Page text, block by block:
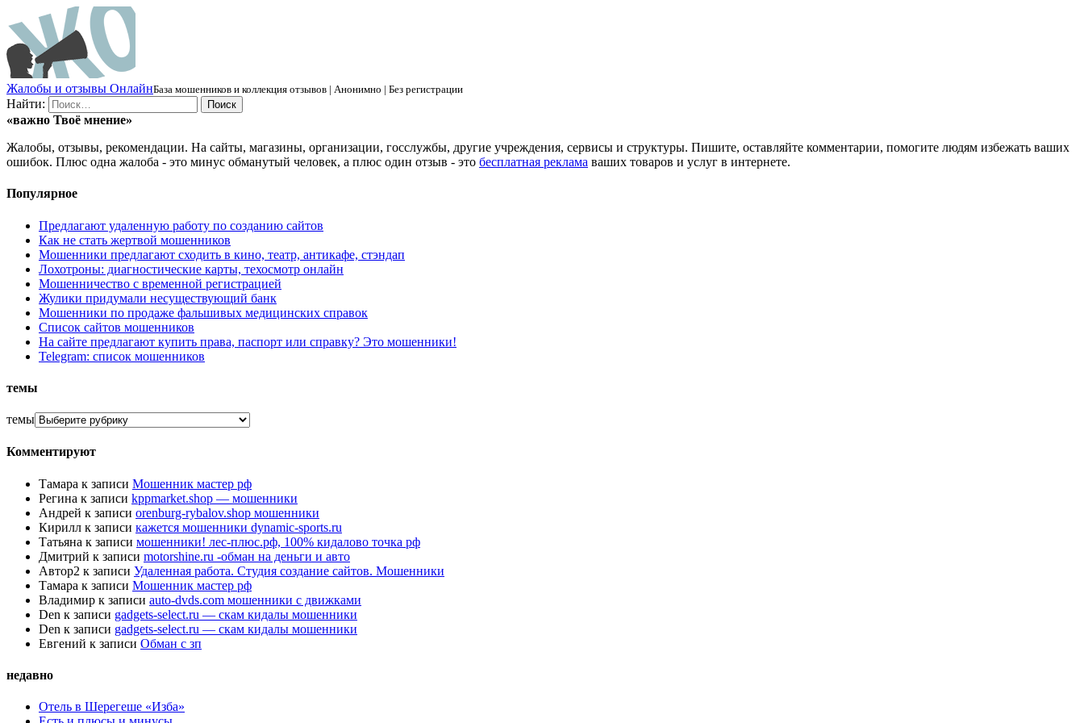
Жалобы и отзывы ОнлайнБаза мошенников и коллекция отзывов | Анонимно | Без регистрации
Найти:
«важно Твоё мнение»
Жалобы, отзывы, рекомендации. На сайты, магазины, организации, госслужбы, другие учреждения, сервисы и структуры. Пишите, оставляйте комментарии, помогите людям избежать ваших
ошибок. Плюс одна жалоба - это минус обманутый человек, а плюс один отзыв - это бесплатная реклама ваших товаров и услуг в интернете.
Популярное
Предлагают удаленную работу по созданию сайтов
Как не стать жертвой мошенников
Мошенники предлагают сходить в кино, театр, антикафе, стэндап
Лохотроны: диагностические карты, техосмотр онлайн
Мошенничество с временной регистрацией
Жулики придумали несуществующий банк
Мошенники по продаже фальшивых медицинских справок
Список сайтов мошенников
На сайте предлагают купить права, паспорт или справку? Это мошенники!
Telegram: список мошенников
темы
темы
Комментируют
Тамара к записи Мошенник мастер рф
Регина к записи kppmarket.shop — мошенники
Андрей к записи orenburg-rybalov.shop мошенники
Кирилл к записи кажется мошенники dynamic-sports.ru
Татьяна к записи мошенники! лес-плюс.рф, 100% кидалово точка рф
Дмитрий к записи motorshine.ru -обман на деньги и авто
Автор2 к записи Удаленная работа. Студия создание сайтов. Мошенники
Тамара к записи Мошенник мастер рф
Владимир к записи auto-dvds.com мошенники с движками
Den к записи gadgets-select.ru — скам кидалы мошенники
Den к записи gadgets-select.ru — скам кидалы мошенники
Евгений к записи Обман с зп
недавно
Отель в Шерегеше «Изба»